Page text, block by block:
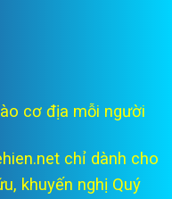
cơ địa mỗi người
chỉ dành cho
khuyến nghị Quý